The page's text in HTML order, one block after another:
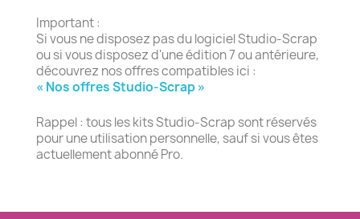
Important :
Si vous ne disposez pas du logiciel Studio-Scrap
ou si vous disposez d'une édition 7 ou antérieure,
découvrez nos offres compatibles ici :
« Nos offres Studio-Scrap »
Rappel : tous les kits Studio-Scrap sont réservés
pour une utilisation personnelle, sauf si vous êtes
actuellement abonné Pro.